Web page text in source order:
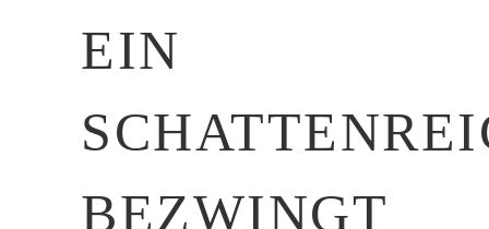
EIN
BEZWINGT